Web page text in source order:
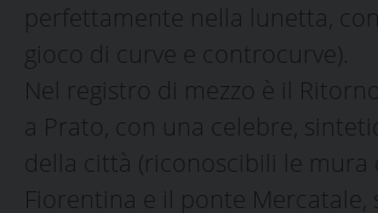
perfettamente nella lunetta, con
gioco di curve e controcurve).
Nel registro di mezzo è il
a Prato, con una celebre,
della città (riconoscibili le mura
Fiorentina e il ponte Mercatale,